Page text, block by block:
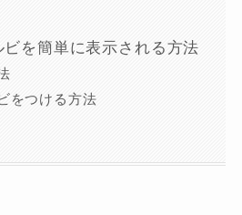
ビを簡単に表示される方法
をつける方法